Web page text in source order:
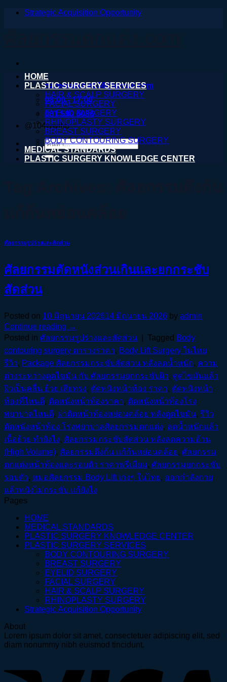
ข้าม
Strategic Acquisition Opportunity
nareeratsale936@gmail.com
08:00 - 17:00
061 590 6036
@104wwihb
ค้นหา:
HOME
PLASTIC SURGERY SERVICES
HAIR & SCALP SURGERY
FACIAL SURGERY
EYELID SURGERY
RHINOPLASTY SURGERY
BREAST SURGERY
BODY CONTOURING SURGERY
MEDICAL STANDARDS
PLASTIC SURGERY KNOWLEDGE CENTER
ศัลยกรรมรูปร่างและสัดส่วน
ศัลยกรรมตัดหนังส่วนเกินและยกกระชับ
สัดส่วน
Posted on 10 มิถุนายน 202614 มิถุนายน 2026 by admin
Continue reading →
Posted in ศัลยกรรมรูปร่างและสัดส่วน Tagged Body
contouring surgery ตารางราคา, Body Lift Surgery ในไทย
รีวิว, Package ศัลยกรรมกระชับสัดส่วน หลังลดน้ำหนัก, ความ
ต่างระหว่างดูดไขมัน กับ ศัลยกรรมยกกระชับผิว, ดูดไขมันแล้ว
ผิวเป็นคลื่น ย้วย เสียทรง, ตัดหนังหน้าท้อง ราคา, ตัดหนังหน้า
ท้องที่ไหนดี, ตัดหนังหน้าท้องราคา, ตัดหนังหน้าท้องโรง
พยาบาลไหนดี, ผ่าตัดหน้าท้องหย่อนคล้อย หลังดูดไขมัน, รีวิว
ตัดหนังหน้าท้อง โรงพยาบาลศัลยกรรมตกแต่ง, ลดน้ำหนักแล้ว
เนื้อย้วย ทำยังไง, ศัลยกรรมกระชับสัดส่วน หลังลดความอ้วน
(High Volume), ศัลยกรรมดึงก้น แก้ก้นหย่อนคล้อย, ศัลยกรรม
ตกแต่งหน้าท้องและรอบตัว ราคาพรีเมียม, ศัลยกรรมยกกระชับ
รอบตัว, หมอศัลยกรรม Body Lift เก่งๆ ในไทย, ออกกำลังกาย
แล้วหนังไม่กระชับ แก้ยังไง
Pages
HOME
MEDICAL STANDARDS
PLASTIC SURGERY KNOWLEDGE CENTER
PLASTIC SURGERY SERVICES
BODY CONTOURING SURGERY
BREAST SURGERY
EYELID SURGERY
FACIAL SURGERY
HAIR & SCALP SURGERY
RHINOPLASTY SURGERY
Strategic Acquisition Opportunity
About
Lorem ipsum dolor sit amet, consectetuer adipiscing elit, sed
diam nonummy nibh euismod tincidunt.